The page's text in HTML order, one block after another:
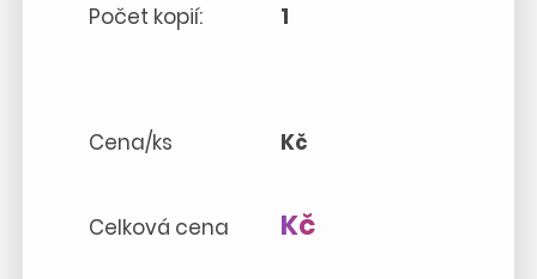
Počet kopií: 1
Cena/ks Kč
Celková cena Kč